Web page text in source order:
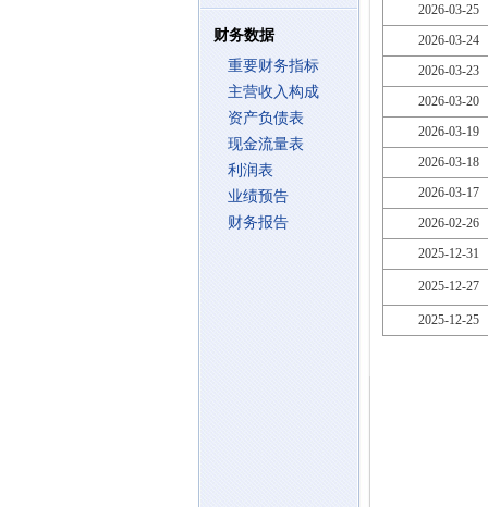
财务数据
重要财务指标
主营收入构成
资产负债表
现金流量表
利润表
业绩预告
财务报告
2026-03-25
2026-03-24
2026-03-23
2026-03-20
2026-03-19
2026-03-18
2026-03-17
2026-02-26
2025-12-31
2025-12-27
2025-12-25